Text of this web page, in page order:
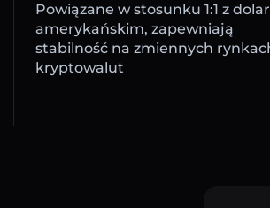
Powiązane w stosunku 1:1 z
amerykańskim, zapewniają
stabilność na zmiennych
kryptowalut